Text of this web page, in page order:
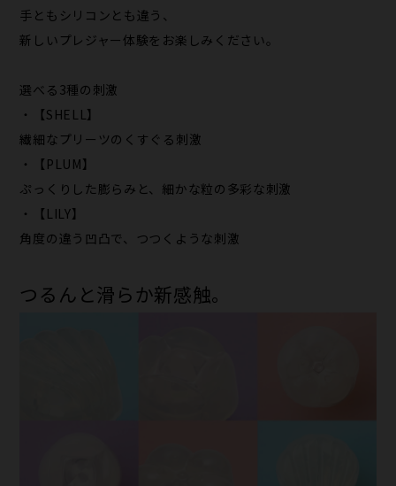
手ともシリコンとも違う、
新しいプレジャー体験をお楽しみください。
選べる3種の刺激
・【SHELL】
繊細なプリーツのくすぐる刺激
・【PLUM】
ぷっくりした膨らみと、細かな粒の多彩な刺激
・【LILY】
角度の違う凹凸で、つつくような刺激
つるんと滑らか新感触。